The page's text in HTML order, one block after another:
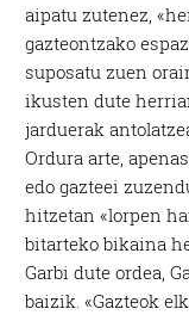
aipatu zutenez,
gazteontzako
suposatu zuen
ikusten dute
jarduerak
Ordura arte,
edo gazteei
hitzetan «lorpen
bitarteko bikaina
Garbi dute ordea,
baizik. «Gazteok